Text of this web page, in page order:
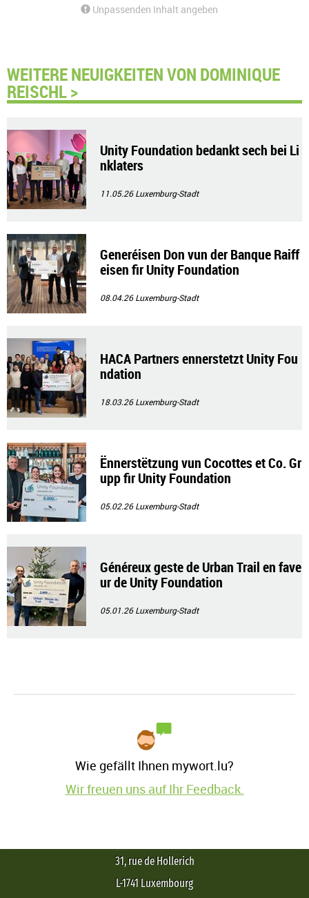
Unpassenden Inhalt angeben
WEITERE NEUIGKEITEN VON DOMINIQUE
REISCHL >
Unity Foundation bedankt sech bei Li
nklaters
11.05.26Luxemburg-Stadt
Generéisen Don vun der Banque Raiff
eisen fir Unity Foundation
08.04.26Luxemburg-Stadt
HACA Partners ennerstetzt Unity Fou
ndation
18.03.26Luxemburg-Stadt
Ënnerstëtzung vun Cocottes et Co. Gr
upp fir Unity Foundation
05.02.26Luxemburg-Stadt
Généreux geste de Urban Trail en fave
ur de Unity Foundation
05.01.26Luxemburg-Stadt
Wie gefällt Ihnen mywort.lu?
Wir freuen uns auf Ihr Feedback.
31, rue de Hollerich
L-1741 Luxembourg